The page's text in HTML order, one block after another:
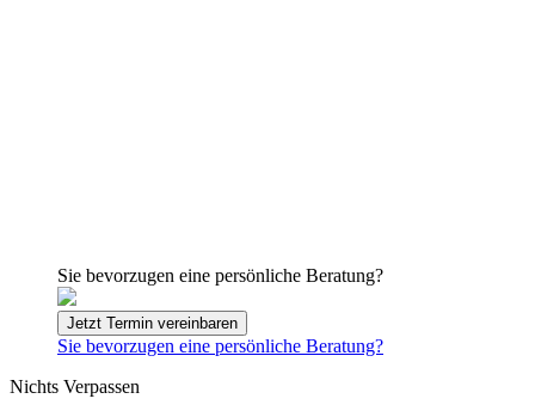
Sie bevorzugen eine persönliche Beratung?
Jetzt Termin vereinbaren
Sie bevorzugen eine persönliche Beratung?
Nichts Verpassen